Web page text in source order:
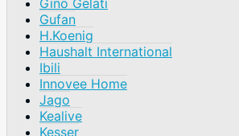
Gufan
H.Koenig
Haushalt International
Ibili
Innovee Home
Jago
Kealive
Kesser